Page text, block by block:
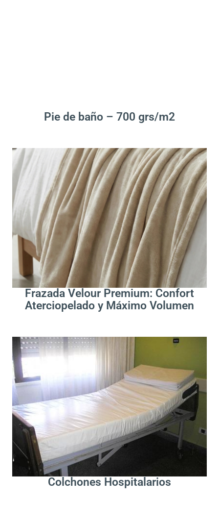
Pie de baño – 700 grs/m2
.
Leer Más
Frazada Velour Premium: Confort
Aterciopelado y Máximo Volumen
.
Leer Más
Colchones Hospitalarios